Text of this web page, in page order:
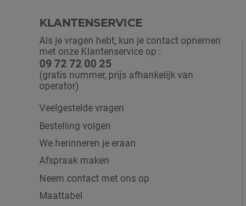
SYNTHETISCHE STEEN(45)
KWARTZ
GEROOKT KWARTS
KWARTSROOS
KLANTENSERVICE
Als je vragen hebt, kun je contact opnemen
met onze Klantenservice op :
09 72 72 00 25
(gratis nummer, prijs afhankelijk van
operator)
Veelgestelde vragen
Bestelling volgen
We herinneren je eraan
Afspraak maken
Neem contact met ons op
Maattabel